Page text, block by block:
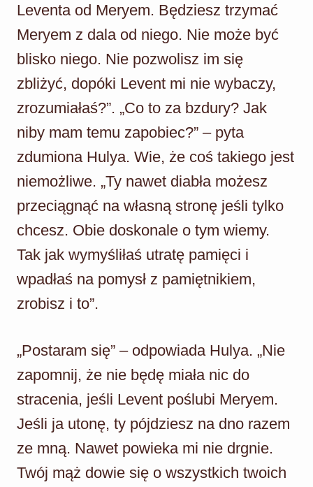
Leventa od Meryem. Będziesz trzymać
Meryem z dala od niego. Nie może być
blisko niego. Nie pozwolisz im się
zbliżyć, dopóki Levent mi nie wybaczy,
zrozumiałaś?”. „Co to za bzdury? Jak
niby mam temu zapobiec?” – pyta
zdumiona Hulya. Wie, że coś takiego jest
niemożliwe. „Ty nawet diabła możesz
przeciągnąć na własną stronę jeśli tylko
chcesz. Obie doskonale o tym wiemy.
Tak jak wymyśliłaś utratę pamięci i
wpadłaś na pomysł z pamiętnikiem,
zrobisz i to”.
„Postaram się” – odpowiada Hulya. „Nie
zapomnij, że nie będę miała nic do
stracenia, jeśli Levent poślubi Meryem.
Jeśli ja utonę, ty pójdziesz na dno razem
ze mną. Nawet powieka mi nie drgnie.
Twój mąż dowie się o wszystkich twoich